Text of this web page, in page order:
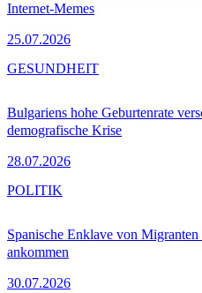
Internet-Memes
25.07.2026
Bulgariens hohe Geburtenrate
demografische Krise
28.07.2026
GESUNDHEIT
Spanische Enklave von
ankommen
30.07.2026
POLITIK